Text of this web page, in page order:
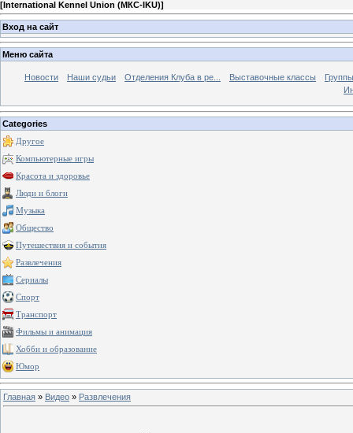
[International Kennel Union (МКС-IKU)]
Вход на сайт
Меню сайта
Новости Наши судьи Отделения Клуба в ре... Выставочные классы
Categories
Другое
Компьютерные игры
Красота и здоровье
Люди и блоги
Музыка
Общество
Путешествия и события
Развлечения
Сериалы
Спорт
Транспорт
Фильмы и анимация
Хобби и образование
Юмор
Главная » Видео » Развлечения